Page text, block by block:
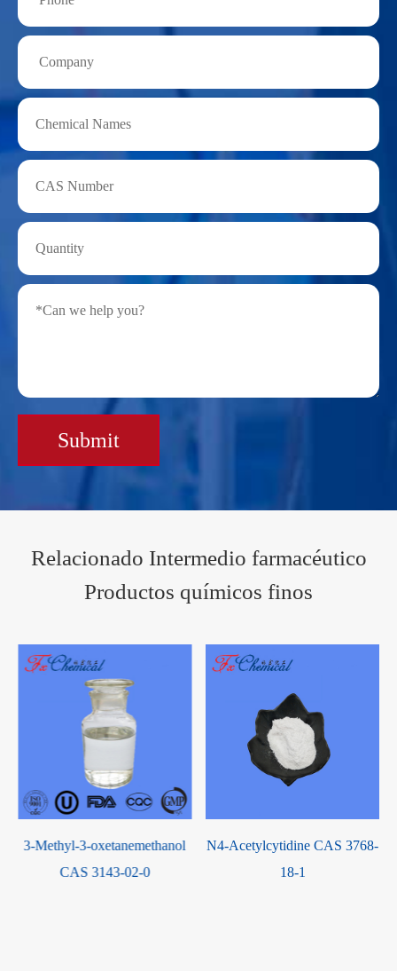
Submit
Relacionado Intermedio farmacéutico
Productos químicos finos
N4-Acetylcytidine CAS 3768-
18-1
Ácido 5-hidroxinicotínico
CAS 27828-71-3